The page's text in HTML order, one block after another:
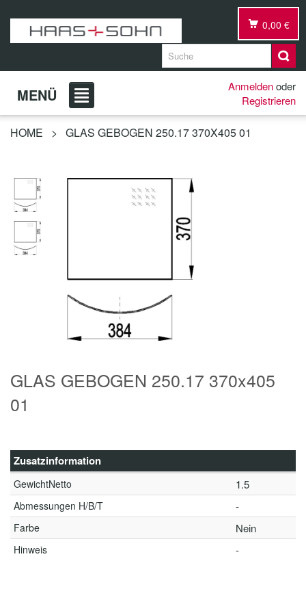
0,00 €
MENÜ Anmeldenoder
Registrieren
HOME > GLAS GEBOGEN 250.17 370X405 01
GLAS GEBOGEN 250.17 370x405
01
Zusatzinformation
GewichtNetto 1.5
Abmessungen H/B/T -
Farbe Nein
Hinweis -